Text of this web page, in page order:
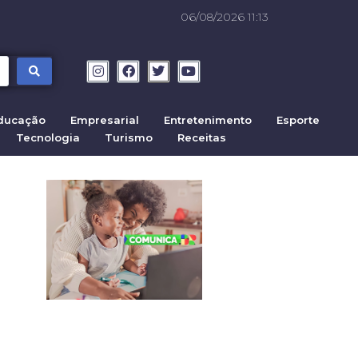
06/08/2026 11:13
Empresarial Entretenimento
Esporte
Tecnologia Turismo Receitas